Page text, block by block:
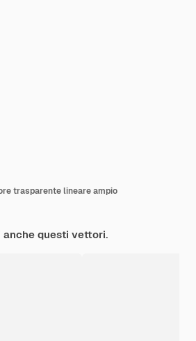
trasparente lineare ampio
anche questi vettori.